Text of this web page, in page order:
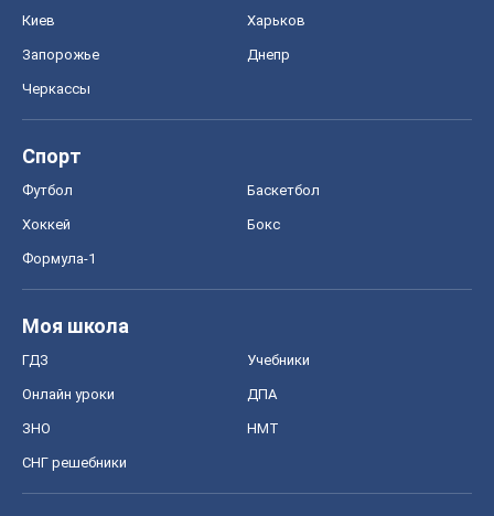
Киев Харьков
Запорожье Днепр
Черкассы
Спорт
Футбол Баскетбол
Хоккей Бокс
Формула-1
Моя школа
ГДЗ Учебники
Онлайн уроки ДПА
ЗНО НМТ
СНГ решебники